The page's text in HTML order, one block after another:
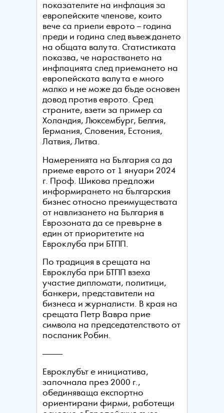
показателите на инфлация за
европейските членове, които
вече са приели еврото – година
преди и година след въвеждането
на общата валута. Статистиката
показва, че нарастването на
инфлацията след приемането на
европейската валута е много
малко и не може да бъде основен
довод против еврото. Сред
страните, взети за пример са
Холандия, Люксембург, Белгия,
Германия, Словения, Естония,
Латвия, Литва.
Намеренията на България са да
приеме еврото от 1 януари 2024
г. Проф. Шикова предложи
информирането на българския
бизнес относно преимуществата
от навлизането на България в
Еврозоната да се превърне в
един от приоритетите на
Евроклуба при БТПП.
По традиция в срещата на
Евроклуба при БТПП взеха
участие дипломати, политици,
банкери, представители на
бизнеса и журналисти. В края на
срещата Петр Вавра прие
символа на председателството от
посланик Робин.
–––––
Евроклубът е инициатива,
започнала през 2000 г.,
обединяваща експортно
ориентирани фирми, работещи